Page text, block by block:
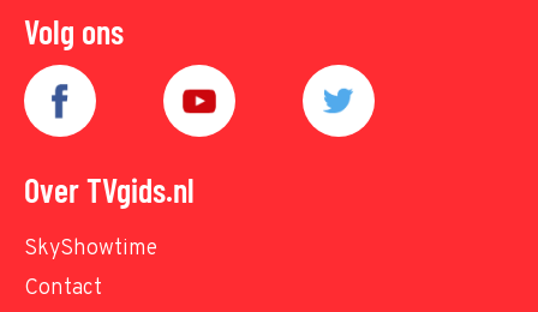
Volg ons
Over TVgids.nl
SkyShowtime
Contact